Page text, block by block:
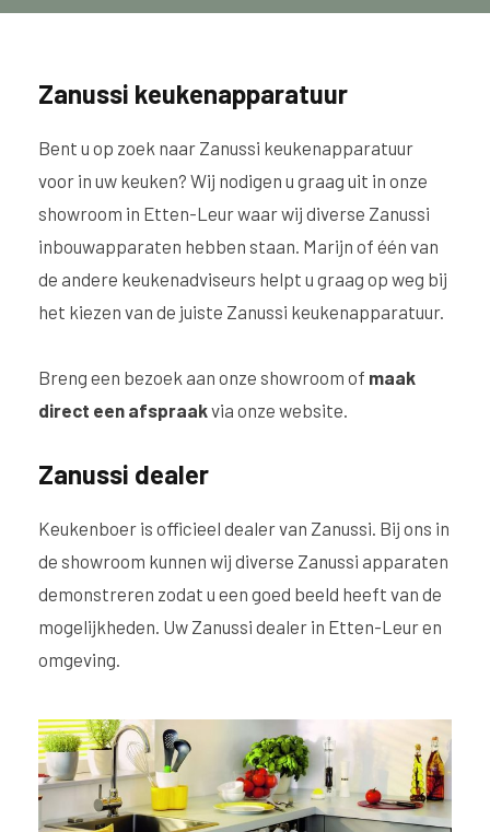
Zanussi keukenapparatuur
Bent u op zoek naar Zanussi keukenapparatuur
voor in uw keuken? Wij nodigen u graag uit in onze
showroom in Etten-Leur waar wij diverse Zanussi
inbouwapparaten hebben staan. Marijn of één van
de andere keukenadviseurs helpt u graag op weg bij
het kiezen van de juiste Zanussi keukenapparatuur.
Breng een bezoek aan onze showroom of maak
direct een afspraakvia onze website.
Zanussi dealer
Keukenboer is officieel dealer van Zanussi. Bij ons in
de showroom kunnen wij diverse Zanussi apparaten
demonstreren zodat u een goed beeld heeft van de
mogelijkheden. Uw Zanussi dealer in Etten-Leur en
omgeving.